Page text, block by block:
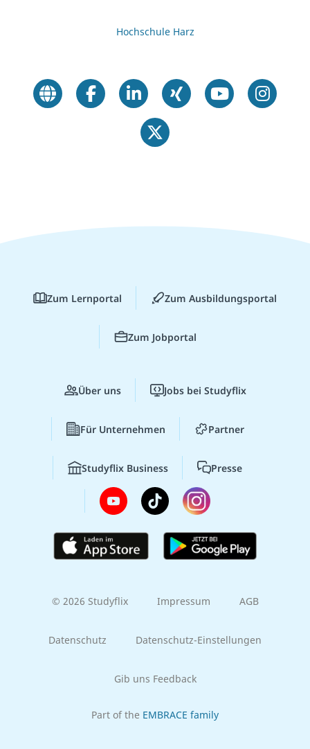
Hochschule Harz
Zum Lernportal Zum Ausbildungsportal
Zum Jobportal
Über uns Jobs bei Studyflix
Für Unternehmen Partner
Studyflix Business Presse
© 2026 Studyflix Impressum AGB
Datenschutz Datenschutz-Einstellungen
Gib uns Feedback
Part of the EMBRACE family